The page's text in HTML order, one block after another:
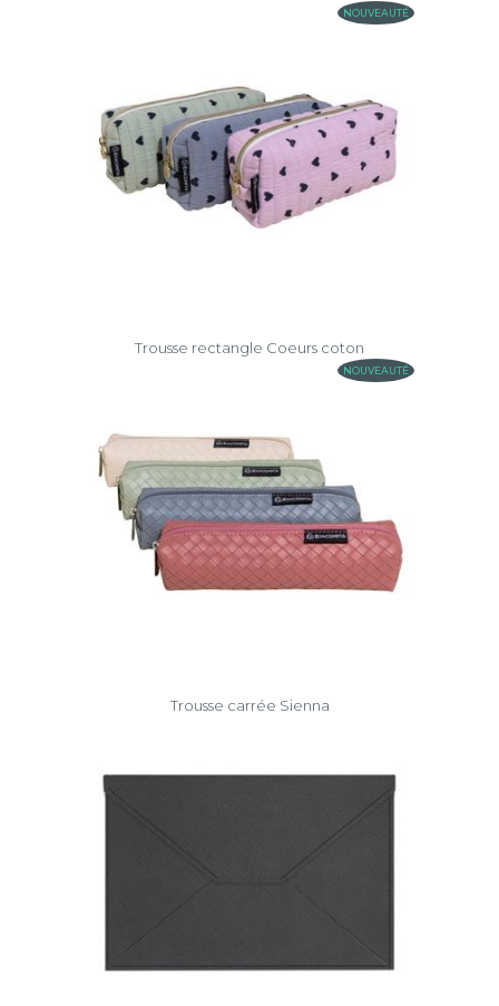
NOUVEAUTÉ
Trousse rectangle Coeurs coton
NOUVEAUTÉ
Trousse carrée Sienna